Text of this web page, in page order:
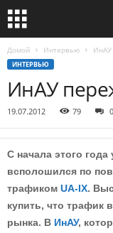
Домой Интервью ИнАУ
ИНТЕРВЬЮ
ИнАУ
19.07.2012 79 0
С начала этого года
всполошился по
трафиком UA-IX.
купить, что трафик
рынка. В ИнАУ,